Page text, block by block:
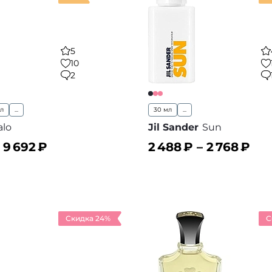
5
10
2
...
9 692₽
30 мл ...
Jil Sander Sun
2 488₽ – 2 768₽
Скидка 24%